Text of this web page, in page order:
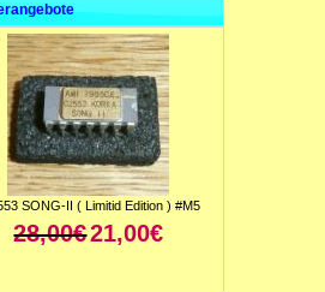
SONG-II ( Limitid Edition ) #M5
28,00€21,00€